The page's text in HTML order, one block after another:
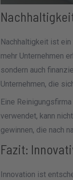
Nachhaltigkeit ist
mehr Unternehmen
sondern auch
Unternehmen, die
Eine
verwendet, kann
gewinnen, die nach
Fazit:
Innovation ist